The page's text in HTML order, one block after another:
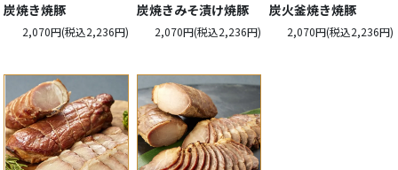
無
料
商
品
炭焼き焼豚
2,070円(税込2,236円)
炭焼きみそ漬け焼豚
2,070円(税込2,236円)
炭火釜焼き焼豚
2,070円(税込2,236円)